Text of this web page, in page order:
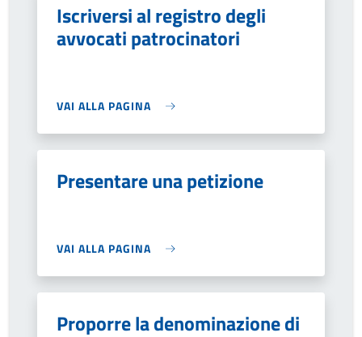
Iscriversi al registro degli
avvocati patrocinatori
VAI ALLA PAGINA
Presentare una petizione
VAI ALLA PAGINA
Proporre la denominazione di